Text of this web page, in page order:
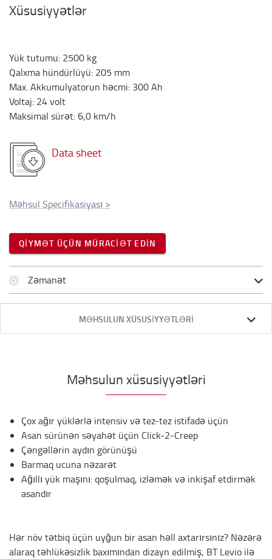
Xüsusiyyətlər
Yük tutumu: 2500 kg
Qalxma hündürlüyü: 205 mm
Max. Akkumulyatorun həcmi: 300Ah
Voltaj: 24volt
Maksimal sürət:6,0 km/h
Data sheet
Məhsul Specifikasiyası >
QIYMƏT ÜÇÜN MÜRACIƏT EDIN
Zəmanət
MƏHSULUN XÜSUSIYYƏTLƏRI
Məhsulun xüsusiyyətləri
Çox ağır yüklərlə intensiv və tez-tez istifadə üçün
Asan sürünən səyahət üçün Click-2-Creep
Çəngəllərin aydın görünüşü
Barmaq ucuna nəzarət
Ağıllı yük maşını: qoşulmaq, izləmək və inkişaf etdirmək
asandır
Hər növ tətbiq üçün uyğun bir asan həll axtarırsınız? Nəzərə
alaraq təhlükəsizlik baxımından dizayn edilmiş, BT Levio ilə